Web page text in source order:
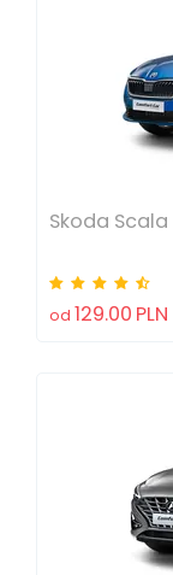
Skoda Scala
od 129.00 PLN